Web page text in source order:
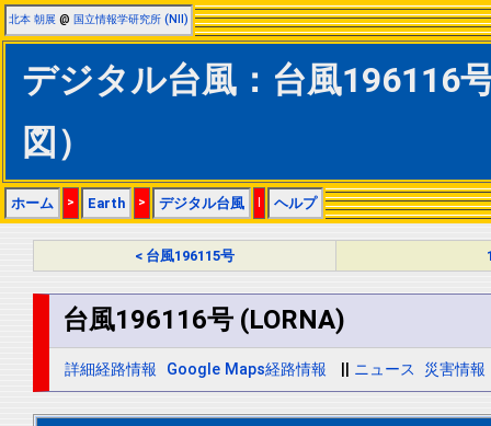
北本 朝展 @ 国立情報学研究所 (NII)
デジタル台風：台風196116
図）
ホーム > Earth > デジタル台風 | ヘルプ
< 台風196115号
台風196116号 (LORNA)
詳細経路情報 Google Maps経路情報 ニュース 災害情報